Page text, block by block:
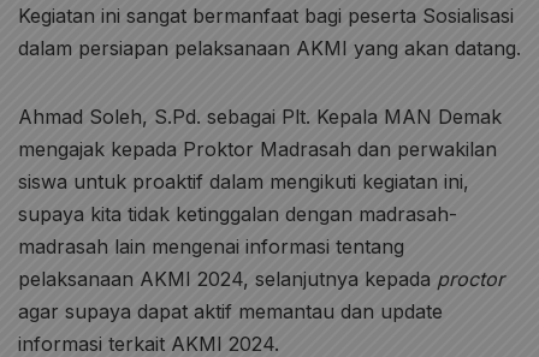
Kegiatan ini sangat bermanfaat bagi peserta Sosialisasi
dalam persiapan pelaksanaan AKMI yang akan datang.
Ahmad Soleh, S.Pd. sebagai Plt. Kepala MAN Demak
mengajak kepada Proktor Madrasah dan perwakilan
siswa untuk proaktif dalam mengikuti kegiatan ini,
supaya kita tidak ketinggalan dengan madrasah-
madrasah lain mengenai informasi tentang
pelaksanaan AKMI 2024, selanjutnya kepada proctor
agar supaya dapat aktif memantau dan update
informasi terkait AKMI 2024.